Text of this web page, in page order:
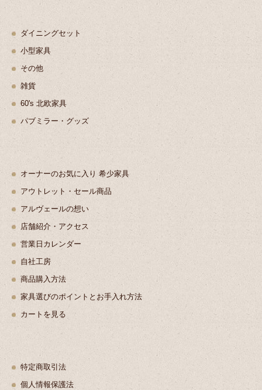
ダイニングセット
小型家具
その他
雑貨
60's 北欧家具
パブミラー・グッズ
オーナーのお気に入り 希少家具
アウトレット・セール商品
アルヴェールの想い
店舗紹介・アクセス
営業日カレンダー
自社工房
商品購入方法
家具選びのポイントとお手入れ方法
カートを見る
特定商取引法
個人情報保護法